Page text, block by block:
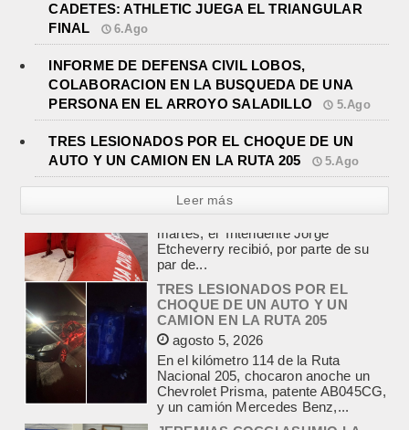
CADETES: ATHLETIC JUEGA EL TRIANGULAR
FINAL
6.Ago
INFORME DE DEFENSA CIVIL LOBOS,
COLABORACION EN LA BUSQUEDA DE UNA
PERSONA EN EL ARROYO SALADILLO
5.Ago
TRES LESIONADOS POR EL CHOQUE DE UN
AUTO Y UN CAMION EN LA RUTA 205
5.Ago
Leer más
TRES LESIONADOS POR EL
CHOQUE DE UN AUTO Y UN
CAMION EN LA RUTA 205
agosto 5, 2026
En el kilómetro 114 de la Ruta
Nacional 205, chocaron anoche un
Chevrolet Prisma, patente AB045CG,
y un camión Mercedes Benz,...
JEREMIAS COCCI ASUMIO LA
PRESIDENCIA DEL ROTARY